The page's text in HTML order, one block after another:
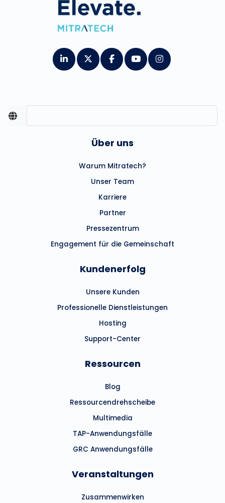
Über uns
Warum Mitratech?
Unser Team
Karriere
Partner
Pressezentrum
Engagement für die Gemeinschaft
Kundenerfolg
Unsere Kunden
Professionelle Dienstleistungen
Hosting
Support-Center
Ressourcen
Blog
Ressourcendrehscheibe
Multimedia
TAP-Anwendungsfälle
GRC Anwendungsfälle
Veranstaltungen
Zusammenwirken